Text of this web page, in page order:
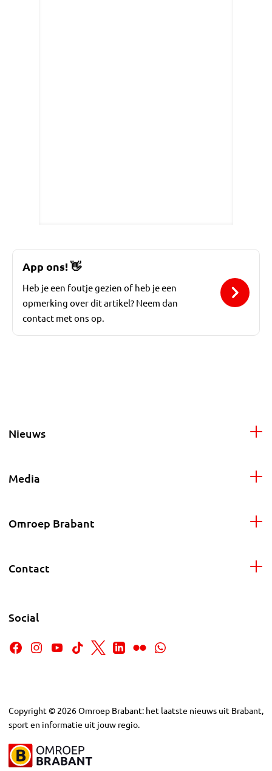
App ons!👋
Heb je een foutje gezien of heb je een
opmerking over dit artikel? Neem dan
contact met ons op.
Nieuws
Media
Omroep Brabant
Contact
Social
Copyright © 2026Omroep Brabant: het laatste nieuws uit Brabant,
sport en informatie uit jouw regio.